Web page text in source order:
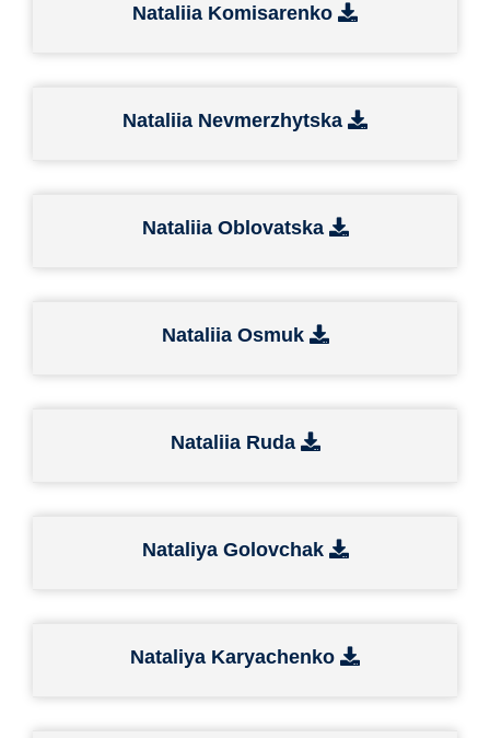
Nataliia Komisarenko
Nataliia Nevmerzhytska
Nataliia Oblovatska
Nataliia Osmuk
Nataliia Ruda
Nataliya Golovchak
Nataliya Karyachenko